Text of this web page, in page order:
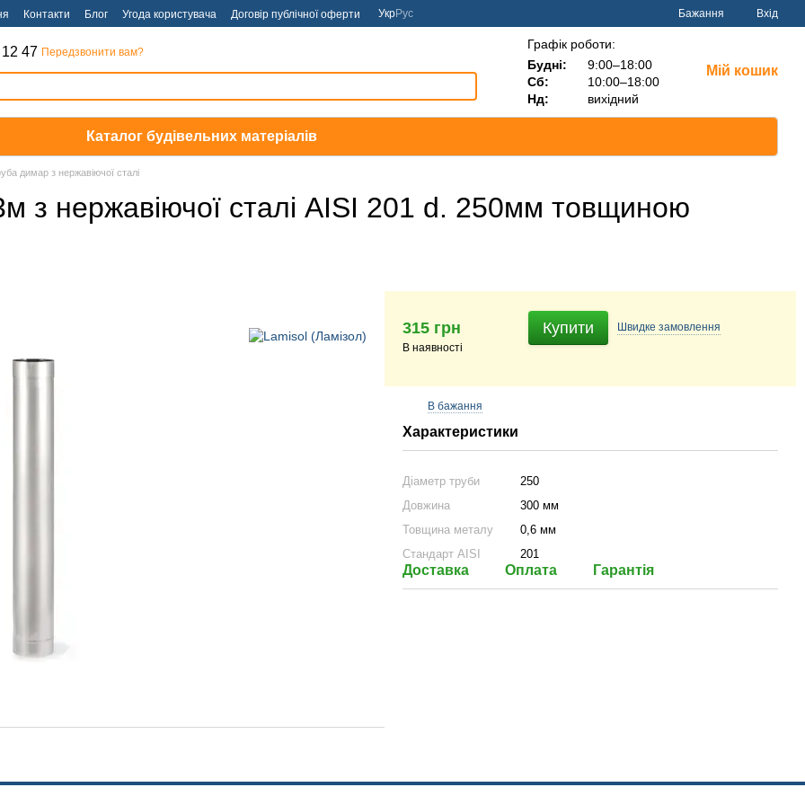
Контакти Блог Угода користувача Договір публічної оферти УкрРус Бажання Вхід
47 Передзвонити вам?
Графік роботи:
Будні:
9:00–18:00
Сб:
10:00–18:00
Нд:
вихідний
Мій кошик
Каталог будівельних матеріалів
димар з нержавіючої сталі
з нержавіючої сталі AISI 201 d. 250мм товщиною
315 грн
В наявності
Купити Швидке замовлення
В бажання
Характеристики
Діаметр труби
250
Довжина
300 мм
Товщина металу
0,6 мм
Стандарт AISI
201
Доставка Оплата Гарантія